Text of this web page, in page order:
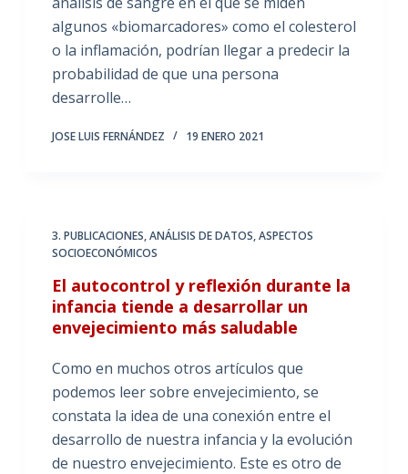
algunos «biomarcadores» como el colesterol
o la inflamación, podrían llegar a predecir la
probabilidad de que una persona
desarrolle…
JOSE LUIS FERNÁNDEZ 19 ENERO 2021
3. PUBLICACIONES,ANÁLISIS DE DATOS,ASPECTOS
SOCIOECONÓMICOS
El autocontrol y reflexión durante la
infancia tiende a desarrollar un
envejecimiento más saludable
Como en muchos otros artículos que
podemos leer sobre envejecimiento, se
constata la idea de una conexión entre el
desarrollo de nuestra infancia y la evolución
de nuestro envejecimiento. Este es otro de